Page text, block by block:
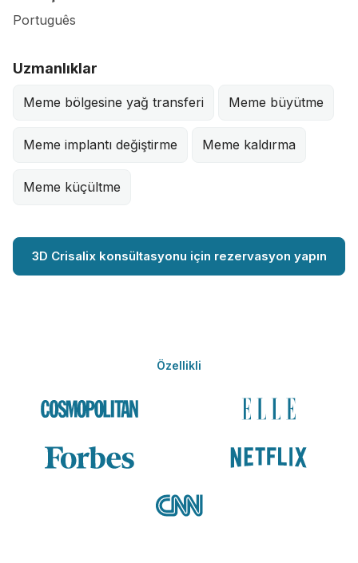
Português
Uzmanlıklar
Meme bölgesine yağ transferi Meme büyütme
Meme implantı değiştirme Meme kaldırma
Meme küçültme
3D Crisalix konsültasyonu için rezervasyon yapın
Özellikli